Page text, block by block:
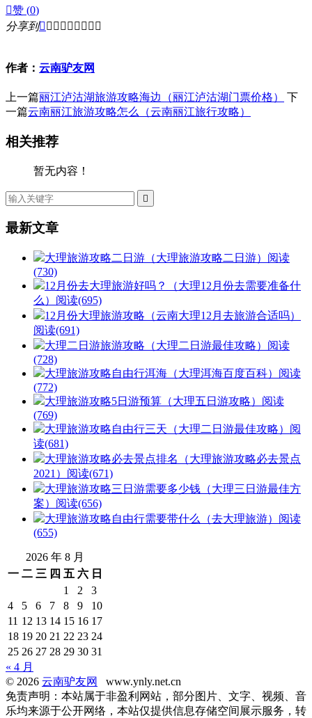
赞 (0)
分享到        
作者： 云南驴友网
上一篇丽江泸沽湖旅游攻略海边（丽江泸沽湖门票价格）
下
一篇云南丽江旅游攻略怎么（云南丽江旅行攻略）
相关推荐
暂无内容！

最新文章
大理旅游攻略二日游（大理旅游攻略二日游） 阅读
(730)
12月份去大理旅游好吗？（大理12月份去需要准备什
么） 阅读(695)
12月份大理旅游攻略（云南大理12月去旅游合适吗）
阅读(691)
大理二日游旅游攻略（大理二日游最佳攻略） 阅读
(728)
大理旅游攻略自由行洱海（大理洱海百度百科） 阅读
(772)
大理旅游攻略5日游预算（大理五日游攻略） 阅读
(769)
大理旅游攻略自由行三天（大理二日游最佳攻略） 阅
读(681)
大理旅游攻略必去景点排名（大理旅游攻略必去景点
2021） 阅读(671)
大理旅游攻略三日游需要多少钱（大理三日游最佳方
案） 阅读(656)
大理旅游攻略自由行需要带什么（去大理旅游） 阅读
(655)
2026 年 8 月
一 二 三 四 五 六 日
1
2
3
4
5 6 7 8 9
10
11 12 13 14 15 16 17
18 19 20 21 22 23 24
25 26 27 28 29 30 31
« 4 月
© 2026 云南驴友网
www.ynly.net.cn
免责声明：本站属于非盈利网站，部分图片、文字、视频、音
乐均来源于公开网络，本站仅提供信息存储空间展示服务，转